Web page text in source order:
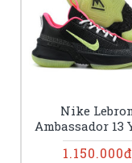
Nike
Ambassador 13
1.150.000đ